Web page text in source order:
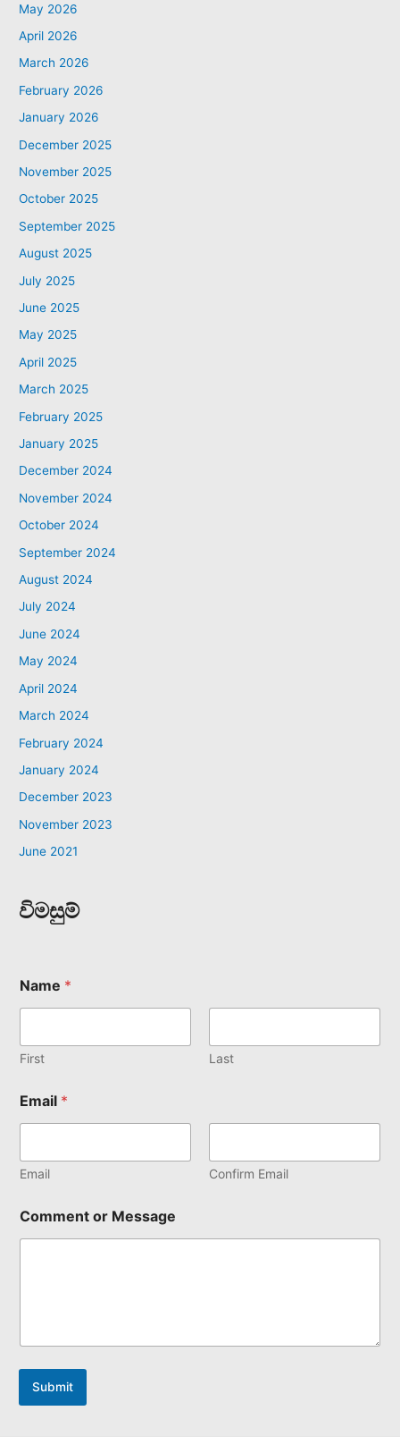
May 2026
April 2026
March 2026
February 2026
January 2026
December 2025
November 2025
October 2025
September 2025
August 2025
July 2025
June 2025
May 2025
April 2025
March 2025
February 2025
January 2025
December 2024
November 2024
October 2024
September 2024
August 2024
July 2024
June 2024
May 2024
April 2024
March 2024
February 2024
January 2024
December 2023
November 2023
June 2021
විමසුම්
Name *
First Last
Email *
Email Confirm Email
Comment or Message
Submit